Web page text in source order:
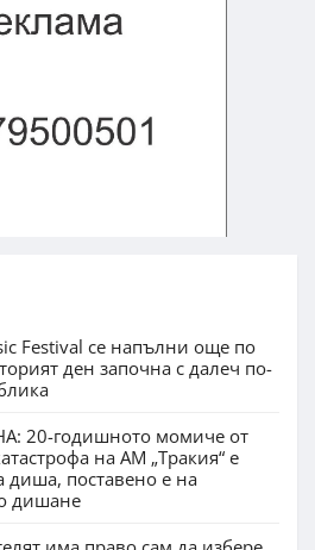
Festival се напълни още по
ден започна с далеч по-
20-годишното момиче от
на АМ „Тракия“ е
диша, поставено е на
дишане